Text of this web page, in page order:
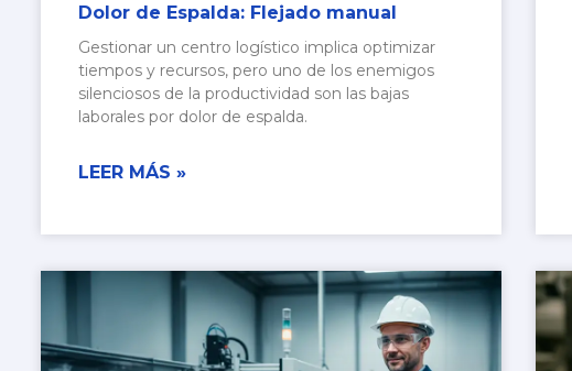
Dolor de Espalda: Flejado manual
Gestionar un centro logístico implica optimizar
tiempos y recursos, pero uno de los enemigos
silenciosos de la productividad son las bajas
laborales por dolor de espalda.
LEER MÁS »